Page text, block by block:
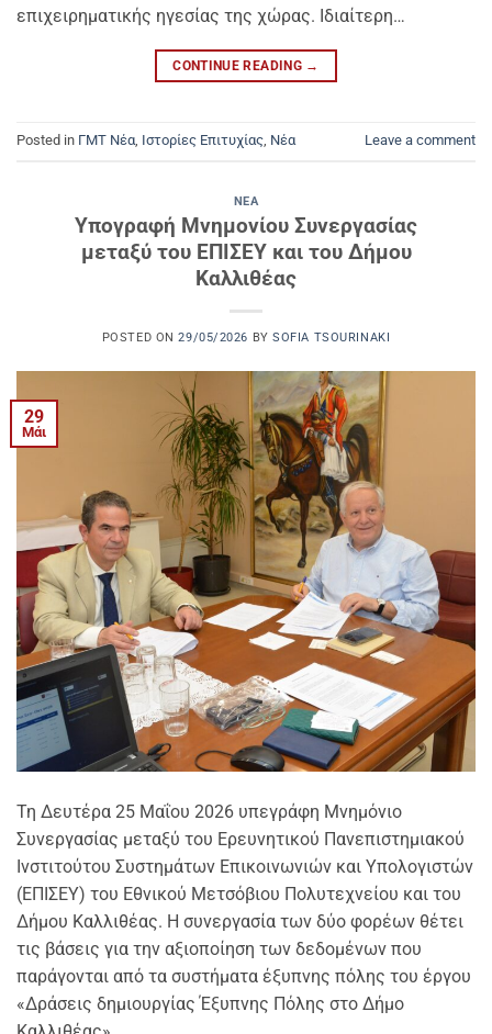
επιχειρηματικής ηγεσίας της χώρας. Ιδιαίτερη…
CONTINUE READING →
Posted in ΓΜΤ Νέα, Ιστορίες Επιτυχίας, Νέα Leave a comment
ΝΈΑ
Υπογραφή Μνημονίου Συνεργασίας
μεταξύ του ΕΠΙΣΕΥ και του Δήμου
Καλλιθέας
POSTED ON29/05/2026 BYSOFIA TSOURINAKI
29
Μάι
Τη Δευτέρα 25 Μαΐου 2026 υπεγράφη Μνημόνιο
Συνεργασίας μεταξύ του Ερευνητικού Πανεπιστημιακού
Ινστιτούτου Συστημάτων Επικοινωνιών και Υπολογιστών
(ΕΠΙΣΕΥ) του Εθνικού Μετσόβιου Πολυτεχνείου και του
Δήμου Καλλιθέας. Η συνεργασία των δύο φορέων θέτει
τις βάσεις για την αξιοποίηση των δεδομένων που
παράγονται από τα συστήματα έξυπνης πόλης του έργου
«Δράσεις δημιουργίας Έξυπνης Πόλης στο Δήμο